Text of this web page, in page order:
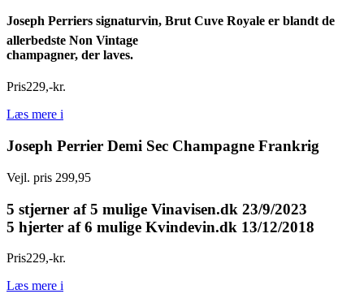
Joseph Perriers signaturvin, Brut Cuve Royale er blandt de
allerbedste Non Vintage
champagner, der laves.
Pris229,-kr.
Læs mere i
Joseph Perrier Demi Sec Champagne Frankrig
Vejl. pris 299,95
5 stjerner af 5 mulige Vinavisen.dk 23/9/2023
5 hjerter af 6 mulige Kvindevin.dk 13/12/2018
Pris229,-kr.
Læs mere i